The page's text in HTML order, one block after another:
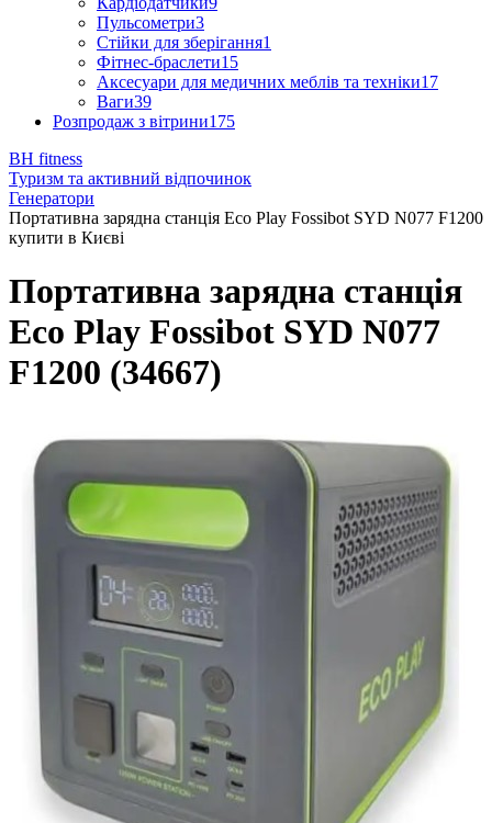
Пульсометри3
Стійки для зберігання1
Фітнес-браслети15
Аксесуари для медичних меблів та техніки17
Ваги39
Розпродаж з вітрини175
BH fitness
Туризм та активний відпочинок
Генератори
Портативна зарядна станція Eco Play Fossibot SYD N077 F1200
купити в Києві
Портативна зарядна станція
Eco Play Fossibot SYD N077
F1200 (34667)